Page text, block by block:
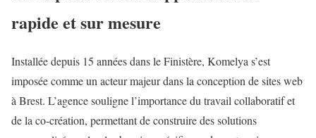
rapide et sur mesure
Installée depuis 15 années dans le Finistère, Komelya s’est
imposée comme un acteur majeur dans la conception de sites web
à Brest. L’agence souligne l’importance du travail collaboratif et
de la co-création, permettant de construire des solutions